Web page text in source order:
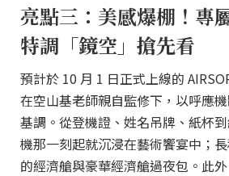
亮點三：美感爆棚！專
特調「鏡空」搶先看
預計於 10 月 1 日正式上線的
在空山基老師親自監修下，以呼應
基調。從登機證、姓名吊牌、紙杯
機那一刻起就沉浸在藝術饗宴中；
的經濟艙與豪華經濟艙過夜包。此